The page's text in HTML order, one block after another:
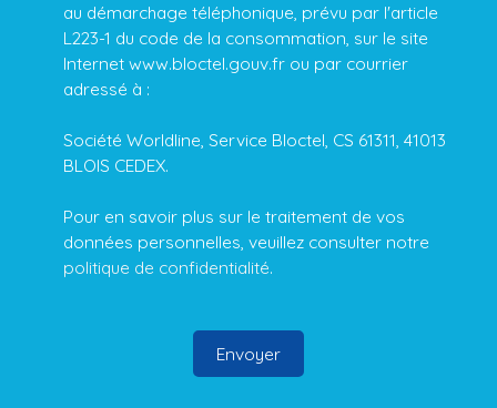
au démarchage téléphonique, prévu par l'article
L223-1 du code de la consommation, sur le site
Internet www.bloctel.gouv.fr ou par courrier
adressé à :
Société Worldline, Service Bloctel, CS 61311, 41013
BLOIS CEDEX.
Pour en savoir plus sur le traitement de vos
données personnelles, veuillez consulter notre
politique de confidentialité.
Envoyer